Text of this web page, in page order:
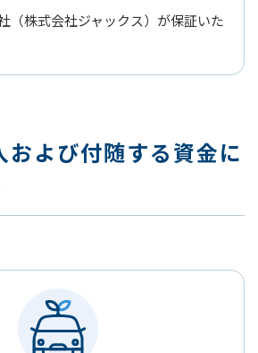
（株式会社ジャックス）が保証いた
および付随する資金に